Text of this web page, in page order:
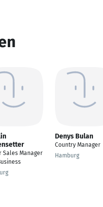
Sales Manager
Denys Bulan
Country Manager
Hamburg